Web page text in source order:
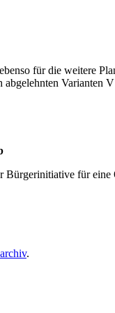
für die weitere
Bürgerinitiative für
.